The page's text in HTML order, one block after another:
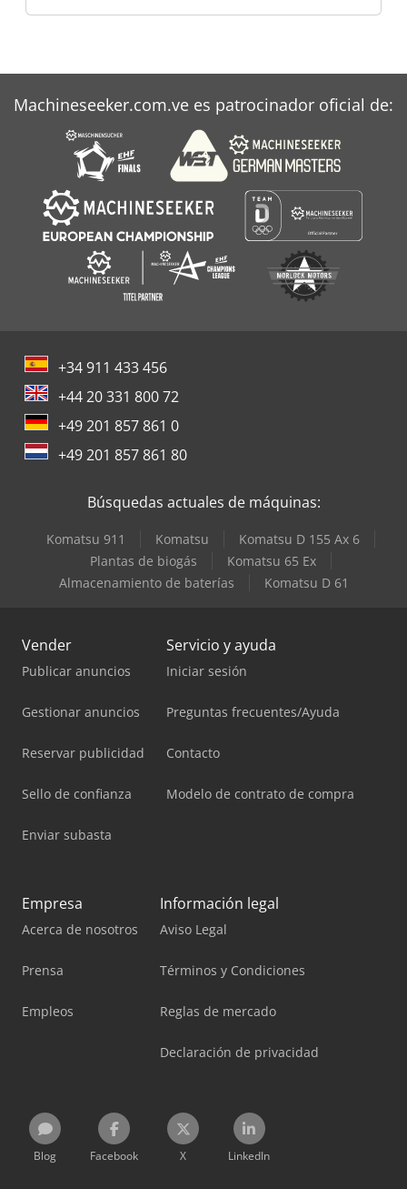
Machineseeker.com.ve es patrocinador oficial de:
+34 911 433 456
+44 20 331 800 72
+49 201 857 861 0
+49 201 857 861 80
Búsquedas actuales de máquinas:
Komatsu 911 Komatsu
Komatsu D 155 Ax 6
Plantas de biogás
Komatsu 65 Ex
Almacenamiento de baterías
Komatsu D 61
Vender
Publicar anuncios
Gestionar anuncios
Reservar publicidad
Sello de confianza
Enviar subasta
Servicio y ayuda
Iniciar sesión
Preguntas frecuentes/Ayuda
Contacto
Modelo de contrato de compra
Empresa
Acerca de nosotros
Prensa
Empleos
Información legal
Aviso Legal
Términos y Condiciones
Reglas de mercado
Declaración de privacidad
Blog Facebook X LinkedIn